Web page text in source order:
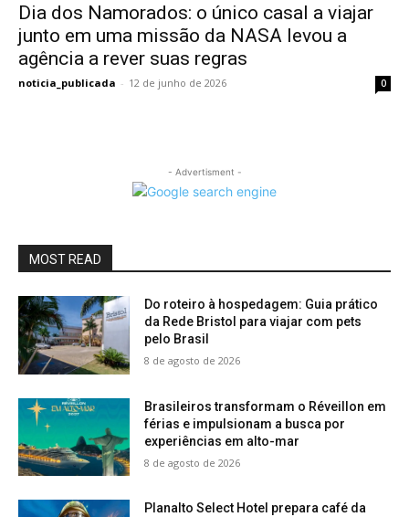
Dia dos Namorados: o único casal a viajar
junto em uma missão da NASA levou a
agência a rever suas regras
noticia_publicada - 12 de junho de 2026 0
- Advertisment -
MOST READ
Do roteiro à hospedagem: Guia prático
da Rede Bristol para viajar com pets
pelo Brasil
8 de agosto de 2026
Brasileiros transformam o Réveillon em
férias e impulsionam a busca por
experiências em alto-mar
8 de agosto de 2026
Planalto Select Hotel prepara café da